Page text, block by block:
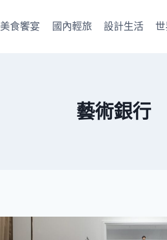
美食饗宴 國內輕旅 設計生活
藝術銀行